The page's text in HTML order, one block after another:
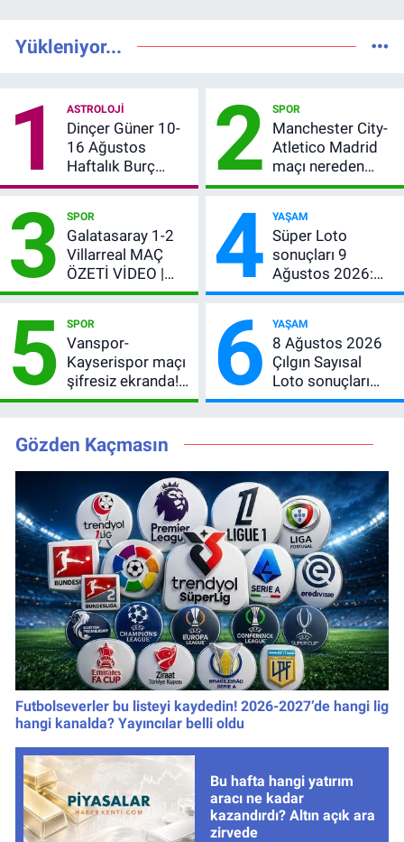
Yükleniyor...
1 ASTROLOJI
Dinçer Güner 10-
16 Ağustos
Haftalık Burç
Yorumları: Bu
Para, Aşk ve Karar
Zamanı
2 SPOR
Manchester City-
Atletico Madrid
maçı nereden
izlenir?
3 SPOR
Galatasaray 1-2
Villarreal MAÇ
ÖZETİ VİDEO |
Osimhen attı,
provada kaybetti
4 YAŞAM
Süper Loto
sonuçları 9
Ağustos 2026:
Kazanan
5 SPOR
Vanspor-
Kayserispor maçı
şifresiz ekranda!
Saat kaçta, hangi
yayın belli oldu
6 YAŞAM
8 Ağustos 2026
Çılgın Sayısal
Loto sonuçları
açıklandı! Büyük
Gözden Kaçmasın
Futbolseverler bu listeyi kaydedin! 2026-2027’de hangi lig
hangi kanalda? Yayıncılar belli oldu
Bu hafta hangi yatırım
aracı ne kadar
kazandırdı? Altın açık ara
zirvede